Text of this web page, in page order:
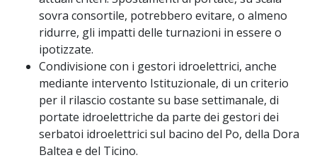
sovra consortile, potrebbero evitare, o almeno
ridurre, gli impatti delle turnazioni in essere o
ipotizzate.
Condivisione con i gestori idroelettrici, anche
mediante intervento Istituzionale, di un criterio
per il rilascio costante su base settimanale, di
portate idroelettriche da parte dei gestori dei
serbatoi idroelettrici sul bacino del Po, della Dora
Baltea e del Ticino.